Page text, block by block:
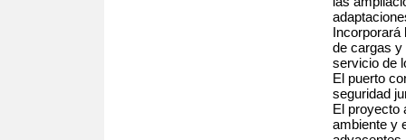
Incorporará
de cargas y
servicio de
El puerto
seguridad
El proyecto
ambiente y